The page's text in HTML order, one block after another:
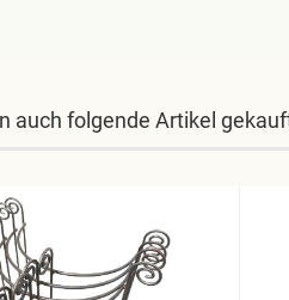
auch folgende Artikel